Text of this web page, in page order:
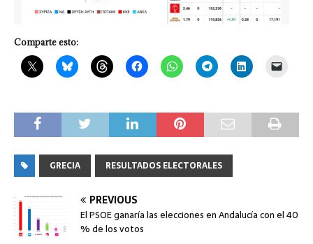
Comparte esto:
GRECIA RESULTADOS ELECTORALES
PREVIOUS
El PSOE ganaría las elecciones en Andalucía con el 40
% de los votos